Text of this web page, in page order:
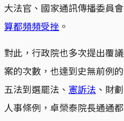
大法官、國家通訊傳播委員
算都頻頻受挫 。
對此，行政院也多次提出覆
案的次數，也達到史無前例
五法到選罷法、 憲訴法 、財
人事條例，卓榮泰院長通通